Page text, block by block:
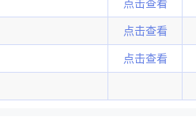
点击查看
点击查看
点击查看